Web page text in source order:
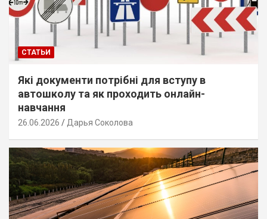
СТАТЬИ
Які документи потрібні для вступу в
автошколу та як проходить онлайн-
навчання
26.06.2026 Дарья Соколова